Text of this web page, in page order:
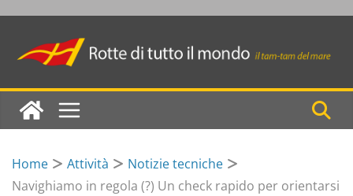
to
Home Attività
Notizie tecniche
Navighiamo in regola (?) Un check rapido per orientarsi